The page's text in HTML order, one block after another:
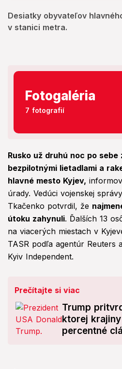
Desiatky obyvateľov
v stanici metra.
Fotogaléria
7 fotografií
Rusko už druhú noc po
bezpilotnými lietadlami a
hlavné mesto Kyjev,
úrady. Vedúci vojenskej
Tkačenko potvrdil, že
útoku zahynuli. Ďalších 13
na viacerých miestach v
TASR podľa agentúr Reuters
Kyiv Independent.
Prečítajte si viac
Trump
ktorej
percentné